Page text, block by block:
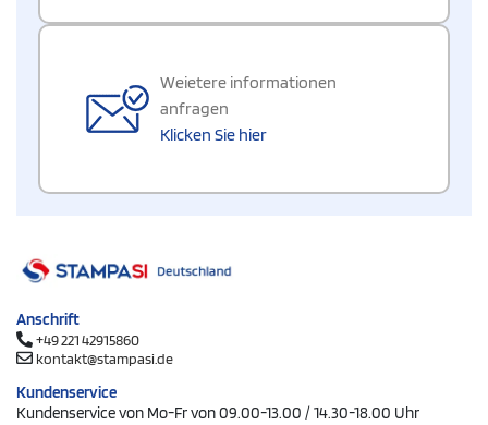
Weietere informationen
anfragen
Klicken Sie hier
Anschrift
+49 221 42915860
kontakt@stampasi.de
Kundenservice
Kundenservice von Mo-Fr von 09.00-13.00 / 14.30-18.00 Uhr